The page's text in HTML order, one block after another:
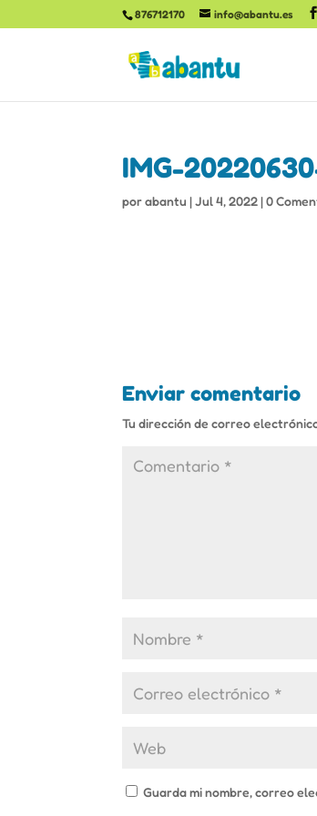
876712170 info@abantu.es
IMG-
porabantu |Jul 4, 2022|0
Enviar comentario
Tu dirección de correo
Guarda mi nombre, correo